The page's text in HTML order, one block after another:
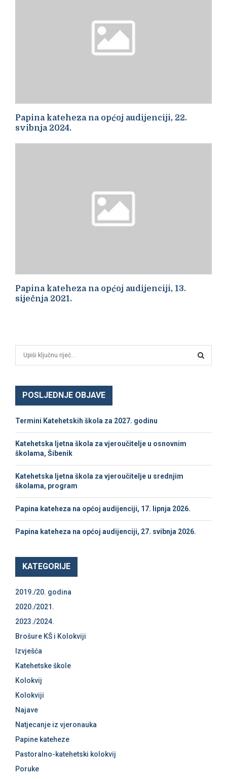
Papina kateheza na općoj audijenciji, 22.
svibnja 2024.
Papina kateheza na općoj audijenciji, 13.
siječnja 2021.
h
o
r
:
POSLJEDNJE OBJAVE
Termini Katehetskih škola za 2027. godinu
Katehetska ljetna škola za vjeroučitelje u osnovnim
školama, Šibenik
Katehetska ljetna škola za vjeroučitelje u srednjim
školama, program
Papina kateheza na općoj audijenciji, 17. lipnja 2026.
Papina kateheza na općoj audijenciji, 27. svibnja 2026.
KATEGORIJE
2019./20. godina
2020./2021.
2023./2024.
Brošure KŠ i Kolokviji
Izvješća
Katehetske škole
Kolokvij
Kolokviji
Najave
Natjecanje iz vjeronauka
Papine kateheze
Pastoralno-katehetski kolokvij
Poruke